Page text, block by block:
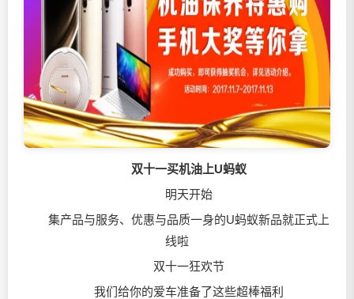
双十一买机油上U蚂蚁
明天开始
集产品与服务、优惠与品质一身的U蚂蚁新品就正式上
线啦
双十一狂欢节
我们给你的爱车准备了这些超棒福利